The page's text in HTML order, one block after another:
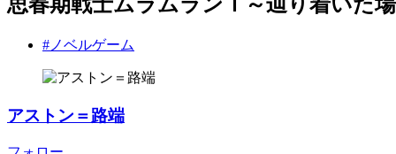
#ノベルゲーム
アストン＝路端